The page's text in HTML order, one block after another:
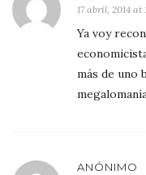
17 abril, 2014 at
Ya voy
más de uno
ANÓNIMO